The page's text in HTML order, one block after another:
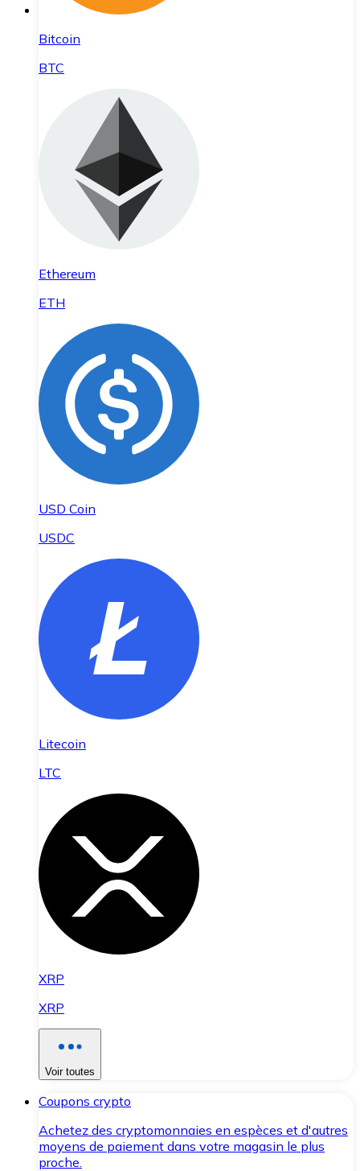
Bitcoin
BTC
Ethereum
ETH
USD Coin
USDC
Litecoin
LTC
XRP
XRP
Voir toutes
Coupons crypto
Achetez des cryptomonnaies en espèces et d'autres
moyens de paiement dans votre magasin le plus
proche.